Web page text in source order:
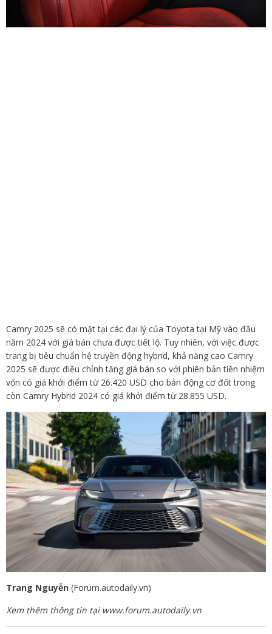
Camry 2025 sẽ có mặt tại các đại lý của Toyota tại Mỹ vào đầu
năm 2024 với giá bán chưa được tiết lộ. Tuy nhiên, với việc được
trang bị tiêu chuẩn hệ truyền động hybrid, khả năng cao Camry
2025 sẽ được điều chỉnh tăng giá bán so với phiên bản tiền nhiệm
vốn có giá khởi điểm từ 26.420 USD cho bản động cơ đốt trong
còn Camry Hybrid 2024 có giá khởi điểm từ 28.855 USD.
Trang Nguyễn (Forum.autodaily.vn)
Xem thêm thông tin tại www.forum.autodaily.vn